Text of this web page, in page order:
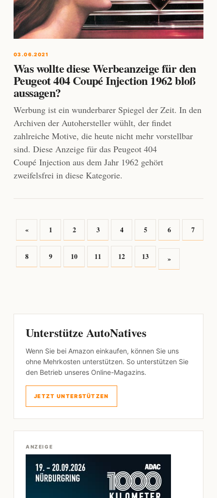
03.06.2021
Was wollte diese Werbeanzeige für den
Peugeot 404 Coupé Injection 1962 bloß
aussagen?
Werbung ist ein wunderbarer Spiegel der Zeit. In den
Archiven der Autohersteller wühlt, der findet
zahlreiche Motive, die heute nicht mehr vorstellbar
sind. Diese Anzeige für das Peugeot 404
Coupé Injection aus dem Jahr 1962 gehört
zweifelsfrei in diese Kategorie.
« 1 2 3 4 5 6 7
8 9 10 11 12 13 »
Unterstütze AutoNatives
Wenn Sie bei Amazon einkaufen, können Sie uns
ohne Mehrkosten unterstützen. So unterstützen Sie
den Betrieb unseres Online-Magazins.
JETZT UNTERSTÜTZEN
ANZEIGE